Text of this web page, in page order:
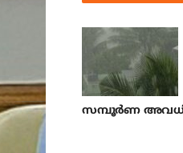
സമ്പൂർണ